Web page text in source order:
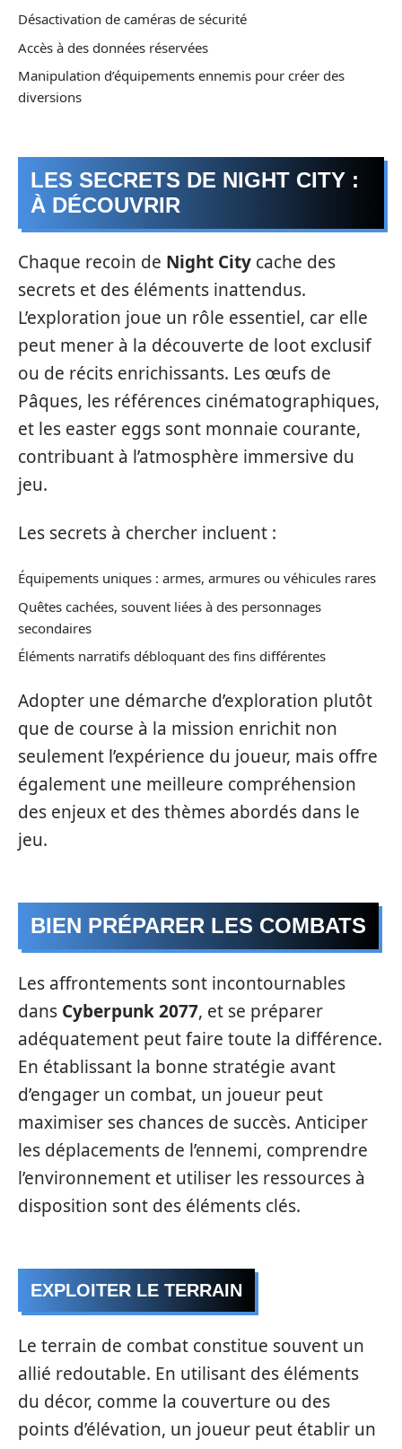
Désactivation de caméras de sécurité
Accès à des données réservées
Manipulation d’équipements ennemis pour créer des
diversions
LES SECRETS DE NIGHT CITY :
À DÉCOUVRIR
Chaque recoin de Night City cache des
secrets et des éléments inattendus.
L’exploration joue un rôle essentiel, car elle
peut mener à la découverte de loot exclusif
ou de récits enrichissants. Les œufs de
Pâques, les références cinématographiques,
et les easter eggs sont monnaie courante,
contribuant à l’atmosphère immersive du
jeu.
Les secrets à chercher incluent :
Équipements uniques : armes, armures ou véhicules rares
Quêtes cachées, souvent liées à des personnages
secondaires
Éléments narratifs débloquant des fins différentes
Adopter une démarche d’exploration plutôt
que de course à la mission enrichit non
seulement l’expérience du joueur, mais offre
également une meilleure compréhension
des enjeux et des thèmes abordés dans le
jeu.
BIEN PRÉPARER LES COMBATS
Les affrontements sont incontournables
dans Cyberpunk 2077, et se préparer
adéquatement peut faire toute la différence.
En établissant la bonne stratégie avant
d’engager un combat, un joueur peut
maximiser ses chances de succès. Anticiper
les déplacements de l’ennemi, comprendre
l’environnement et utiliser les ressources à
disposition sont des éléments clés.
EXPLOITER LE TERRAIN
Le terrain de combat constitue souvent un
allié redoutable. En utilisant des éléments
du décor, comme la couverture ou des
points d’élévation, un joueur peut établir un